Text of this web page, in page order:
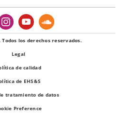
los derechos reservados.
Legal
de calidad
de EHS&S
tratamiento de datos
Preference